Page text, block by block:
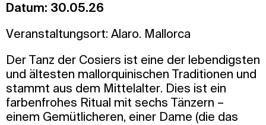
Datum: 30.05.26
Veranstaltungsort: Alaro. Mallorca
Der Tanz der Cosiers ist eine der lebendigsten
und ältesten mallorquinischen Traditionen und
stammt aus dem Mittelalter. Dies ist ein
farbenfrohes Ritual mit sechs Tänzern –
einem Gemütlicheren, einer Dame (die das